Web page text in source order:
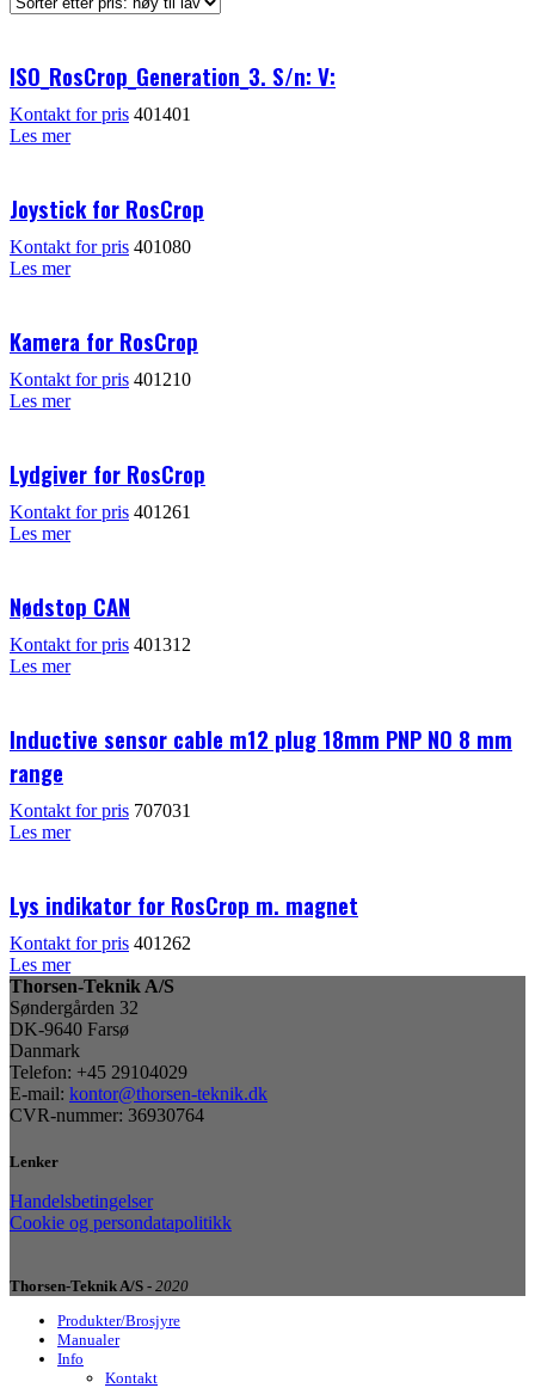
ISO_RosCrop_Generation_3. S/n: V:
Kontakt for pris 401401
Les mer
Joystick for RosCrop
Kontakt for pris 401080
Les mer
Kamera for RosCrop
Kontakt for pris 401210
Les mer
Lydgiver for RosCrop
Kontakt for pris 401261
Les mer
Nødstop CAN
Kontakt for pris 401312
Les mer
Inductive sensor cable m12 plug 18mm PNP NO 8 mm
range
Kontakt for pris 707031
Les mer
Lys indikator for RosCrop m. magnet
Kontakt for pris 401262
Les mer
Thorsen-Teknik A/S
Søndergården 32
DK-9640 Farsø
Danmark
Telefon: +45 29104029
E-mail: kontor@thorsen-teknik.dk
CVR-nummer: 36930764
Lenker
Handelsbetingelser
Cookie og persondatapolitikk
Thorsen-Teknik A/S - 2020
Produkter/Brosjyre
Manualer
Info
Kontakt